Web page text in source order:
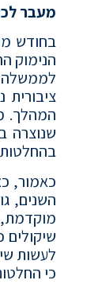
מעבר
הנימוק
לממשלה
המהלך.
שנוצרה
כאמור,
השנים,
לעשות
כי